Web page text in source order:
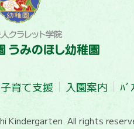
子育て支援 入園案内 ﾊﾞ
Kindergarten. All rights